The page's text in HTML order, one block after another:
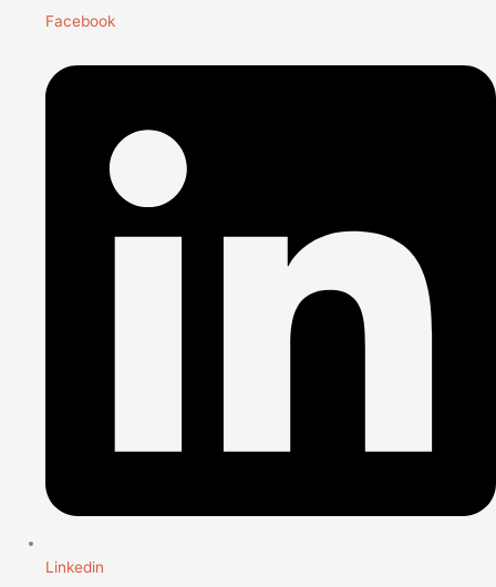
Facebook
Linkedin